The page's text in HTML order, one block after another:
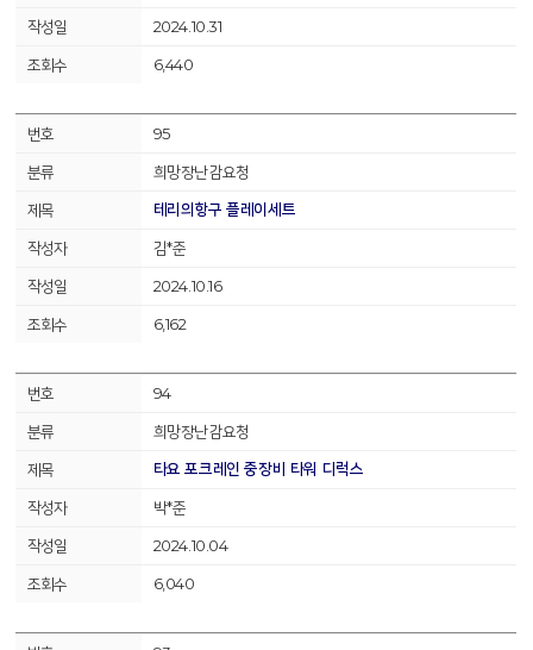
2024.10.31
6,440
95
희망장난감요청
테리의항구 플레이세트
김*준
2024.10.16
6,162
94
희망장난감요청
타요 포크레인 중장비 타워 디럭스
박*준
2024.10.04
6,040